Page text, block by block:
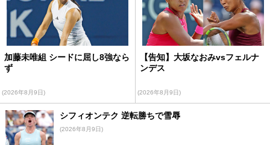
加藤未唯組 シードに屈し8強なら
ず
(2026年8月9日)
【告知】大坂なおみvsフェルナ
ンデス
(2026年8月9日)
シフィオンテク 逆転勝ちで雪辱
(2026年8月9日)